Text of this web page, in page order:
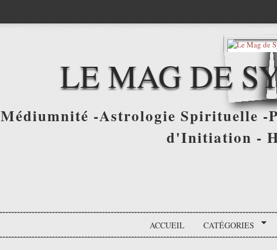
LE MAG DE
Médiumnité -Astrologie Spirituelle -
d'Initiation -
ACCUEIL CATÉGORIES